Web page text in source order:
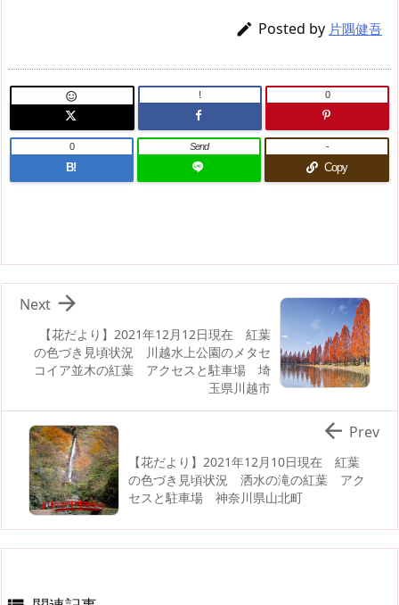
 Posted by 片隅健吾
 ! 0
B!
0 Send
Copy
-
【花だより】2021年12月12日現在 紅葉
の色づき見頃状況 川越水上公園のメタセ
コイア並木の紅葉 アクセスと駐車場 埼
玉県川越市

Next
【花だより】2021年12月10日現在 紅葉
の色づき見頃状況 洒水の滝の紅葉 アク
セスと駐車場 神奈川県山北町
 Prev